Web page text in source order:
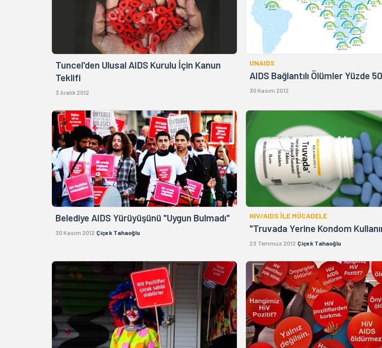
Tuncel'den Ulusal AIDS Kurulu İçin Kanun
Teklifi
3 Aralık 2012
UNAIDS
AIDS Bağlantılı Ölümler Yüzde
30 Kasım 2012
Belediye AIDS Yürüyüşünü "Uygun Bulmadı"
30 Kasım 2012 Çiçek Tahaoğlu
HIV/AIDS İLE MÜCADELE
"Truvada Yerine Kondom
23 Temmuz 2012 Çiçek Tahaoğlu